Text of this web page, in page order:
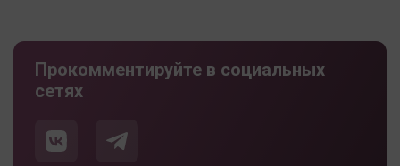
Прокомментируйте в социальных
сетях